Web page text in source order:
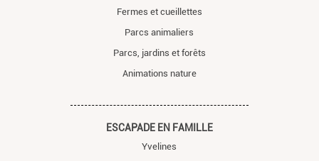
Fermes et cueillettes
Parcs animaliers
Parcs, jardins et forêts
Animations nature
ESCAPADE EN FAMILLE
Yvelines